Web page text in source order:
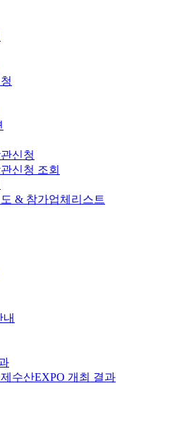
신청
신청 조회
& 참가업체리스트
수산EXPO 개최 결과